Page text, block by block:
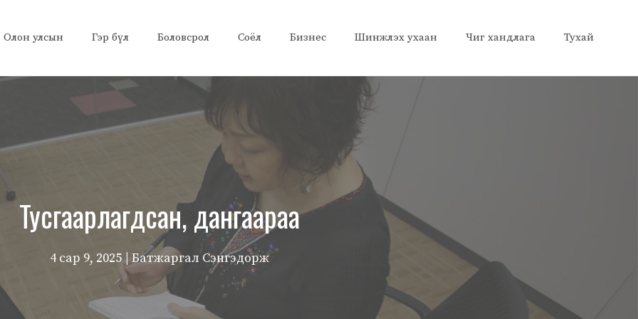
Олон улсын Гэр бүл Боловсрол Соёл Бизнес Шинжлэх ухаан Чиг хандлага Тухай
Тусгаарлагдсан, дангаараа
4 сар 9, 2025 | Батжаргал Сэнгэдорж